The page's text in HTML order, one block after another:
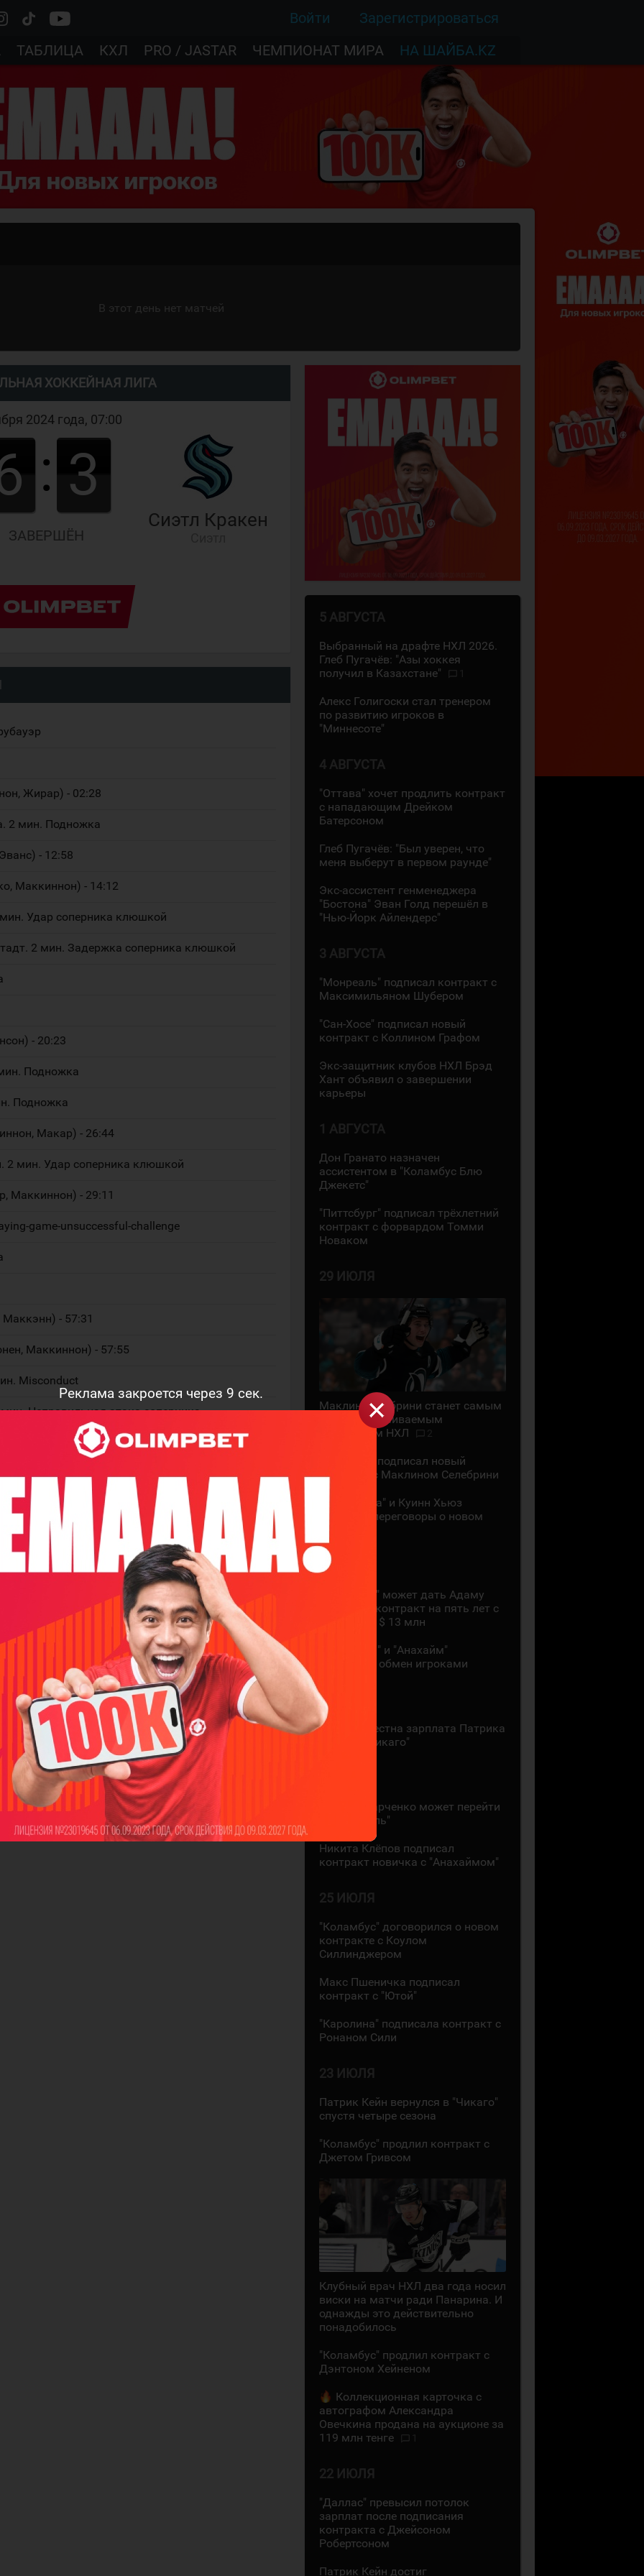
Реклама закроется через 8 сек.
Войти
Зарегистрироваться
ТАБЛИЦА КХЛ PRO / JASTAR ЧЕМПИОНАТ МИРА НА ШАЙБА.KZ
В этот день нет матчей
ХОККЕЙНАЯ ЛИГА
2024 года, 07:00
: 3
ЗАВЕРШЁН
Сиэтл Кракен
Жирар) - 02:28
2 мин. Подножка
- 12:58
Маккиннон) - 14:12
Удар соперника клюшкой
2 мин. Задержка соперника клюшкой
- 20:23
Подножка
Подножка
Макар) - 26:44
2 мин. Удар соперника клюшкой
Маккиннон) - 29:11
game-unsuccessful-challenge
- 57:31
Маккиннон) - 57:55
Misconduct
Неправильная атака соперника
Мэнсон) - 59:58
кто оставит комментарий!
НАПИСАТЬ
5 АВГУСТА
Выбранный на драфте НХЛ 2026.
Глеб Пугачёв: "Азы хоккея
получил в Казахстане"
Алекс Голигоски стал тренером
по развитию игроков в
"Миннесоте"
4 АВГУСТА
"Оттава" хочет продлить контракт
с нападающим Дрейком
Батерсоном
Глеб Пугачёв: "Был уверен, что
меня выберут в первом раунде"
Экс-ассистент генменеджера
"Бостона" Эван Голд перешёл в
"Нью-Йорк Айлендерс"
3 АВГУСТА
"Монреаль" подписал контракт с
Максимильяном Шубером
"Сан-Хосе" подписал новый
контракт с Коллином Графом
Экс-защитник клубов НХЛ Брэд
Хант объявил о завершении
карьеры
1 АВГУСТА
Дон Гранато назначен
ассистентом в "Коламбус Блю
Джекетс"
"Питтсбург" подписал трёхлетний
контракт с форвардом Томми
Новаком
29 ИЮЛЯ
Маклин Селебрини станет самым
высокооплачиваемым
хоккеистом НХЛ
"Сан-Хосе" подписал новый
контракт с Маклином Селебрини
"Миннесота" и Куинн Хьюз
проведут переговоры о новом
28 ИЮЛЯ
"Коламбус" может дать Адаму
Фантилли контракт на пять лет с
зарплатой $ 13 млн
"Монреаль" и "Анахайм"
произвели обмен игроками
27 ИЮЛЯ
Стала известна зарплата Патрика
Кейна в "Чикаго"
Кирилл Марченко может перейти
в "Монреаль"
Никита Клёпов подписал
контракт новичка с "Анахаймом"
25 ИЮЛЯ
"Коламбус" договорился о новом
контракте с Коулом
Силлинджером
Макс Пшеничка подписал
контракт с "Ютой"
"Каролина" подписала контракт с
Ронаном Сили
23 ИЮЛЯ
Патрик Кейн вернулся в "Чикаго"
спустя четыре сезона
"Коламбус" продлил контракт с
Джетом Гривсом
Клубный врач НХЛ два года носил
виски на матчи ради Панарина. И
однажды это действительно
понадобилось
"Коламбус" продлил контракт с
Дэнтоном Хейненом
Коллекционная карточка с
автографом Александра
Овечкина продана на аукционе за
119 млн тенге
22 ИЮЛЯ
"Даллас" превысил потолок
зарплат после подписания
контракта с Джейсоном
Робертсоном
Патрик Кейн достиг